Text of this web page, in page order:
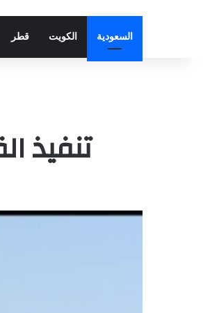
السعودية الكويت قطر
تنفيذ